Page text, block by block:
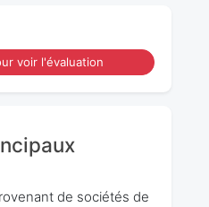
voir l'évaluation
de sociétés de